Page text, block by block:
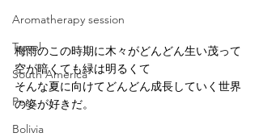
Aromatherapy session
Travel
South America
Peru
Bolivia
梅雨のこの時期に木々がどんどん生い茂って
空が暗くても緑は明るくて
そんな夏に向けてどんどん成長していく世界
の姿が好きだ。